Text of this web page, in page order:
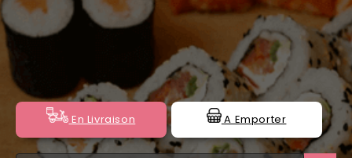
ACCUEIL
VOTRE COMPTE
NOTRE RESTAURANT
VOS AVIS
En Livraison A Emporter